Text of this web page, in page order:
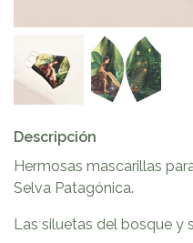
Descripción
Hermosas mascarillas
Selva Patagónica.
Las siluetas del bosque y